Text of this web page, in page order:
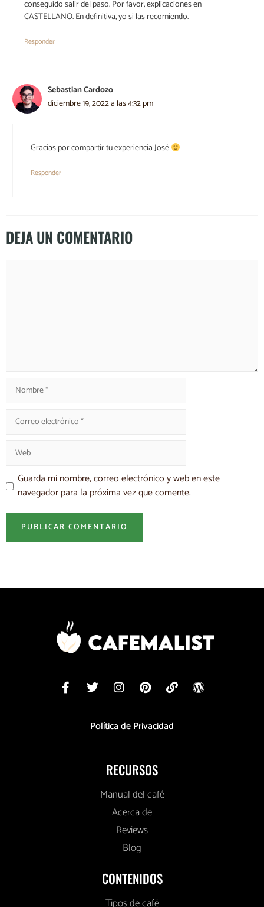
conseguido salir del paso. Por favor, explicaciones en
CASTELLANO. En definitiva, yo si las recomiendo.
Responder
Sebastian Cardozo
diciembre 19, 2022 a las 4:32 pm
Gracias por compartir tu experiencia José
Responder
DEJA UN COMENTARIO
Guarda mi nombre, correo electrónico y web en este
navegador para la próxima vez que comente.
Política de Privacidad
RECURSOS
Manual del café
Acerca de
Reviews
Blog
CONTENIDOS
Tipos de café